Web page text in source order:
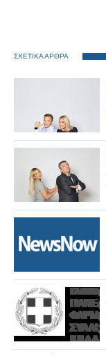
ΣΧΕΤΙΚΑ ΑΡΘΡΑ